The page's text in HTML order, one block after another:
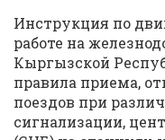
Инструкция по
работе на
Кыргызской
правила приема,
поездов при
сигнализации,